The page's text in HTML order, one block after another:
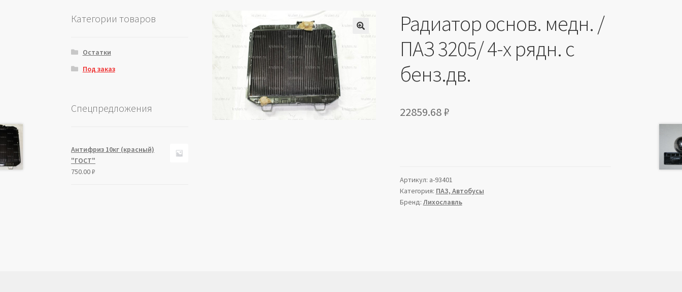
🔍
Радиатор основ. медн. /
ПАЗ 3205/ 4-х рядн. с
бенз.дв.
22859.68₽
Артикул: a-93401
Категория: ПАЗ, Автобусы
Бренд:Лихославль
Категории товаров
Остатки
Под заказ
Спецпредложения
Антифриз 10кг (красный)
"ГОСТ"
750.00₽